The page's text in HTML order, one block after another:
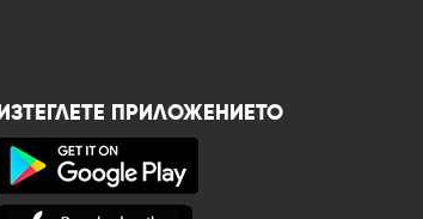
ИЗТЕГЛЕТЕ ПРИЛОЖЕНИЕТО